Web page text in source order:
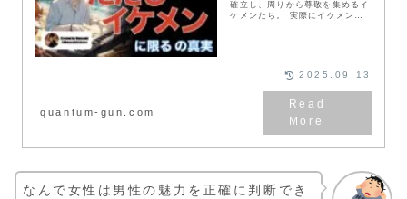
確立し、周りから尊敬を集めるイ
ケメンたち。 実際にイケメンは
程度正しいのか検証していきた
quantum-gun.com
2025.09.13
なんで女性は男性の魅力を正確に判断でき